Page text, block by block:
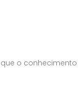
o conhecimento